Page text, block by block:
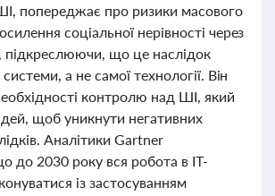
ШІ, попереджає про ризики масового
соціальної нерівності через
підкреслюючи, що це наслідок
системи, а не самої технології. Він
контролю над ШІ, який
щоб уникнути негативних
Аналітики Gartner
до 2030 року вся робота в IT-
із застосуванням